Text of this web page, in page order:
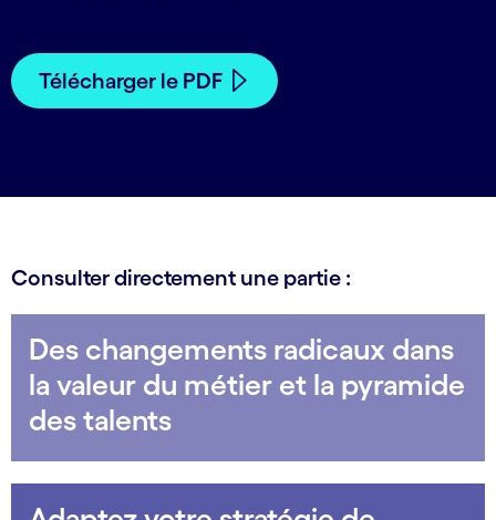
Télécharger le PDF
Consulter directement une partie :
Des changements radicaux dans
la valeur du métier et la pyramide
des talents